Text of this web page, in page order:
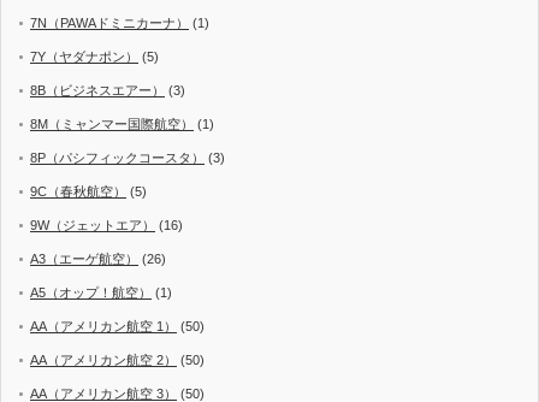
7N（PAWAドミニカーナ） (1)
7Y（ヤダナポン） (5)
8B（ビジネスエアー） (3)
8M（ミャンマー国際航空） (1)
8P（パシフィックコースタ） (3)
9C（春秋航空） (5)
9W（ジェットエア） (16)
A3（エーゲ航空） (26)
A5（オップ！航空） (1)
AA（アメリカン航空 1） (50)
AA（アメリカン航空 2） (50)
AA（アメリカン航空 3） (50)